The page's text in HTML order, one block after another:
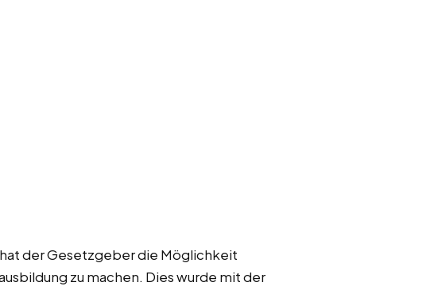
der Gesetzgeber die Möglichkeit
zu machen. Dies wurde mit der